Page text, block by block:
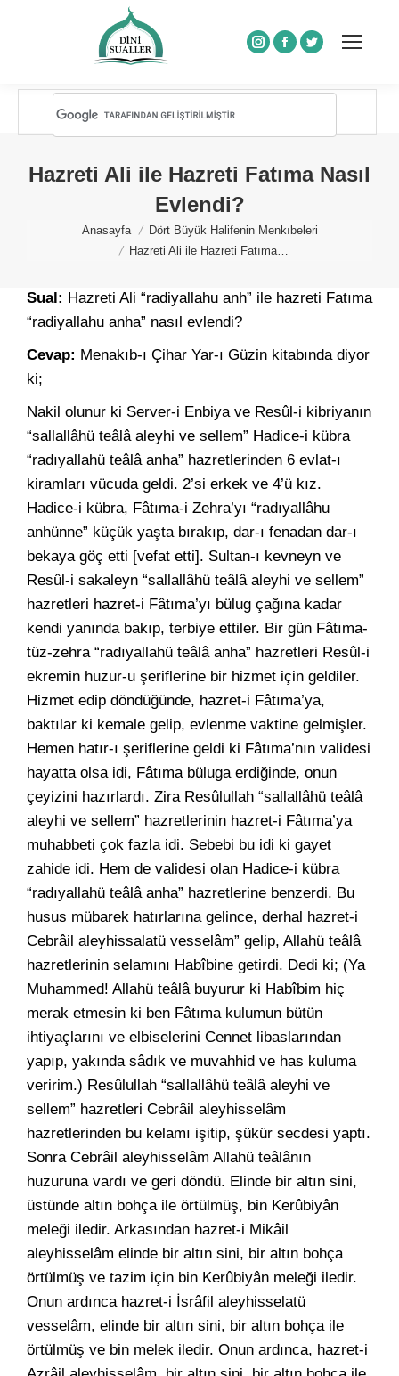
Instagram
Facebook
Twitter
Hazreti Ali ile Hazreti Fatıma Nasıl
Evlendi?
You are here:
Anasayfa
Dört Büyük Halifenin Menkıbeleri
Hazreti Ali ile Hazreti Fatıma…
Sual: Hazreti Ali “radiyallahu anh” ile hazreti Fatıma
“radiyallahu anha” nasıl evlendi?
Cevap: Menakıb-ı Çihar Yar-ı Güzin kitabında diyor
ki;
Nakil olunur ki Server-i Enbiya ve Resûl-i kibriyanın
“sallallâhü teâlâ aleyhi ve sellem” Hadice-i kübra
“radıyallahü teâlâ anha” hazretlerinden 6 evlat-ı
kiramları vücuda geldi. 2’si erkek ve 4’ü kız.
Hadice-i kübra, Fâtıma-i Zehra’yı “radıyallâhu
anhünne” küçük yaşta bırakıp, dar-ı fenadan dar-ı
bekaya göç etti [vefat etti]. Sultan-ı kevneyn ve
Resûl-i sakaleyn “sallallâhü teâlâ aleyhi ve sellem”
hazretleri hazret-i Fâtıma’yı bülug çağına kadar
kendi yanında bakıp, terbiye ettiler. Bir gün Fâtıma-
tüz-zehra “radıyallahü teâlâ anha” hazretleri Resûl-i
ekremin huzur-u şeriflerine bir hizmet için geldiler.
Hizmet edip döndüğünde, hazret-i Fâtıma’ya,
baktılar ki kemale gelip, evlenme vaktine gelmişler.
Hemen hatır-ı şeriflerine geldi ki Fâtıma’nın validesi
hayatta olsa idi, Fâtıma büluga erdiğinde, onun
çeyizini hazırlardı. Zira Resûlullah “sallallâhü teâlâ
aleyhi ve sellem” hazretlerinin hazret-i Fâtıma’ya
muhabbeti çok fazla idi. Sebebi bu idi ki gayet
zahide idi. Hem de validesi olan Hadice-i kübra
“radıyallahü teâlâ anha” hazretlerine benzerdi. Bu
husus mübarek hatırlarına gelince, derhal hazret-i
Cebrâil aleyhissalatü vesselâm” gelip, Allahü teâlâ
hazretlerinin selamını Habîbine getirdi. Dedi ki; (Ya
Muhammed! Allahü teâlâ buyurur ki Habîbim hiç
merak etmesin ki ben Fâtıma kulumun bütün
ihtiyaçlarını ve elbiselerini Cennet libaslarından
yapıp, yakında sâdık ve muvahhid ve has kuluma
veririm.) Resûlullah “sallallâhü teâlâ aleyhi ve
sellem” hazretleri Cebrâil aleyhisselâm
hazretlerinden bu kelamı işitip, şükür secdesi yaptı.
Sonra Cebrâil aleyhisselâm Allahü teâlânın
huzuruna vardı ve geri döndü. Elinde bir altın sini,
üstünde altın bohça ile örtülmüş, bin Kerûbiyân
meleği iledir. Arkasından hazret-i Mikâil
aleyhisselâm elinde bir altın sini, bir altın bohça
örtülmüş ve tazim için bin Kerûbiyân meleği iledir.
Onun ardınca hazret-i İsrâfil aleyhisselatü
vesselâm, elinde bir altın sini, bir altın bohça ile
örtülmüş ve bin melek iledir. Onun ardınca, hazret-i